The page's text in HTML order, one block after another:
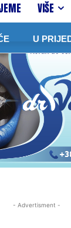
VIŠE
U PRIJEDORU
- Advertisment -